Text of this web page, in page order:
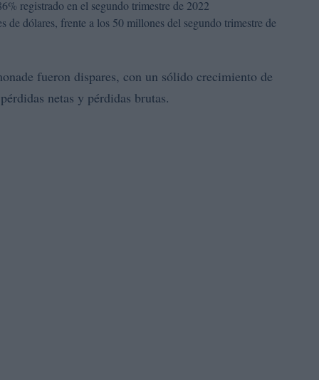
registrado en el segundo trimestre de 2022
de dólares, frente a los 50 millones del segundo trimestre de
fueron dispares, con un sólido crecimiento de
netas y pérdidas brutas.